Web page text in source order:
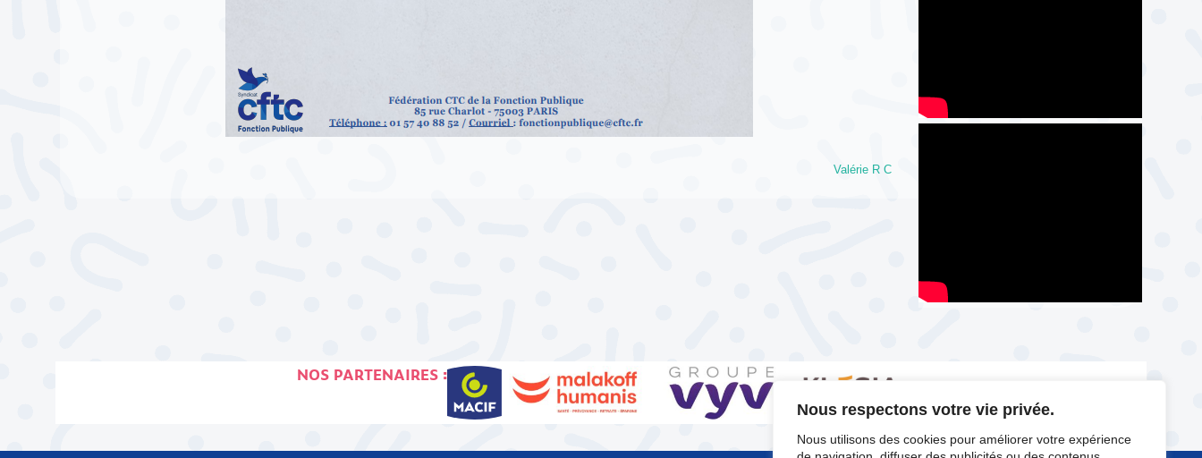
Nous respectons votre vie privée.
Nous utilisons des cookies pour améliorer votre expérience
Valérie R C
NOS PARTENAIRES :